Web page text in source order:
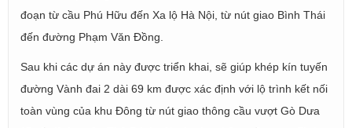
đoạn từ cầu Phú Hữu đến Xa lộ Hà Nội, từ nút giao Bình Thái
đến đường Phạm Văn Đồng.
Sau khi các dự án này được triển khai, sẽ giúp khép kín tuyến
đường Vành đai 2 dài 69 km được xác định với lộ trình kết nối
toàn vùng của khu Đông từ nút giao thông cầu vượt Gò Dưa